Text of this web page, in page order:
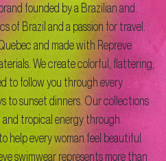
founded by a Brazilian and
of Brazil and a passion for travel.
and made with Repreve
We create colorful, flattering,
to follow you through every
to sunset dinners. Our collections
tropical energy through
help every woman feel beautiful
swimwear represents more than